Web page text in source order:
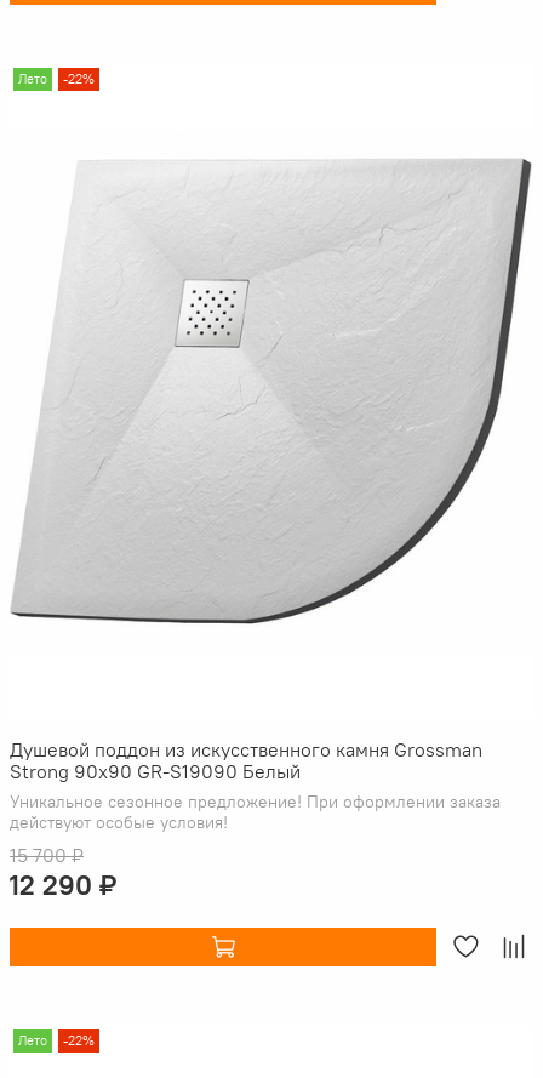
Лето -22%
Душевой поддон из искусственного камня Grossman
Strong 90x90 GR-S19090 Белый
Уникальное сезонное предложение! При оформлении заказа
действуют особые условия!
15 700 ₽
12 290 ₽
Лето -22%